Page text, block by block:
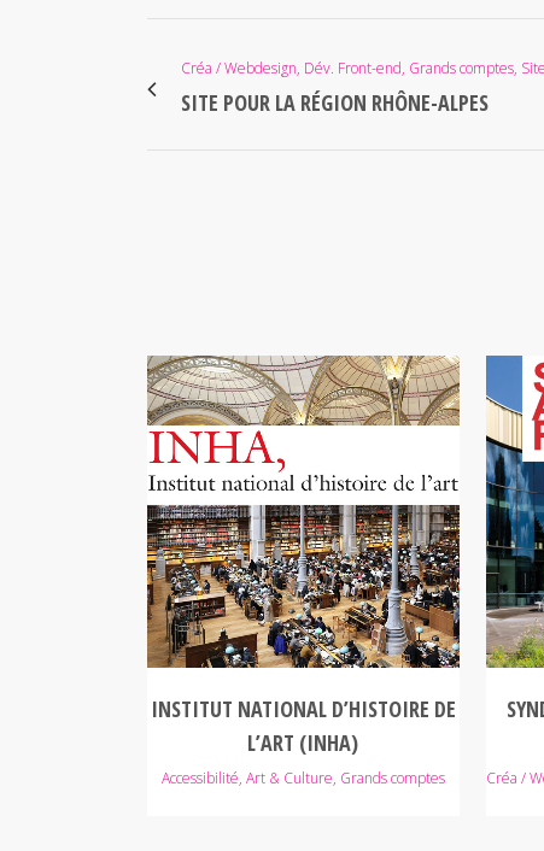
Créa / Webdesign, Dév. Front-end, Grands comptes,
SITE POUR LA RÉGION RHÔNE-ALPES
VOIR
INSTITUT NATIONAL D’HISTOIRE DE
L’ART (INHA)
Accessibilité, Art & Culture, Grands comptes Créa /